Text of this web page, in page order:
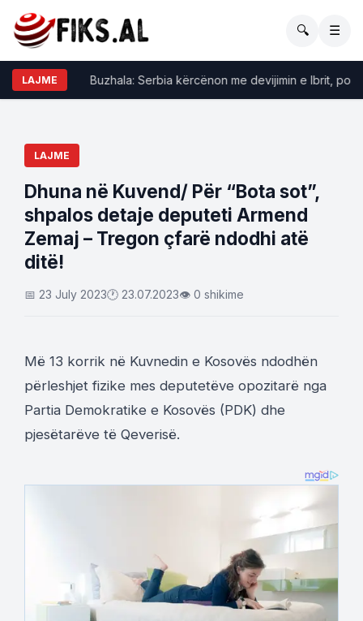
🔍 ☰
LAJME Buzhala: Serbia kërcënon me devijimin e Ibrit, por
LAJME
Dhuna në Kuvend/ Për “Bota sot”,
shpalos detaje deputeti Armend
Zemaj – Tregon çfarë ndodhi atë
ditë!
📅 23 July 2023🕐 23.07.2023👁 0 shikime
Më 13 korrik në Kuvnedin e Kosovës ndodhën
përleshjet fizike mes deputetëve opozitarë nga
Partia Demokratike e Kosovës (PDK) dhe
pjesëtarëve të Qeverisë.